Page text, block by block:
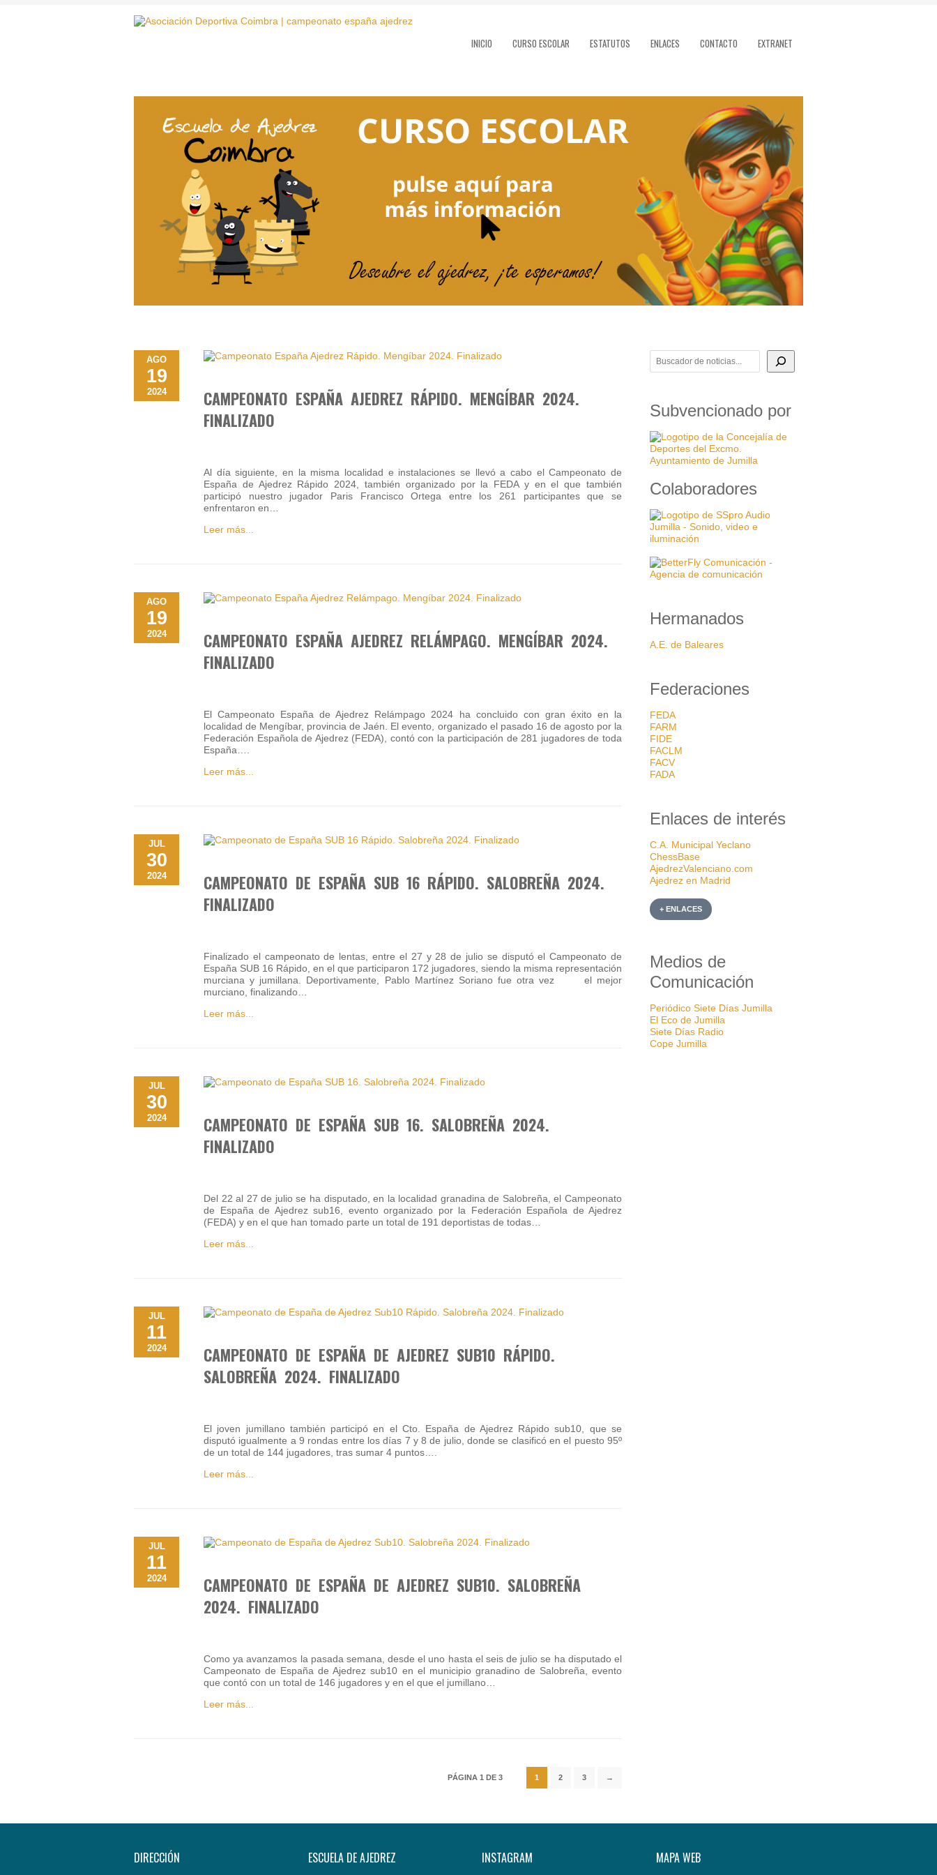
INICIO CURSO ESCOLAR ESTATUTOS ENLACES CONTACTO EXTRANET
AGO
19
2024
CAMPEONATO ESPAÑA AJEDREZ RÁPIDO. MENGÍBAR 2024.
FINALIZADO
Al día siguiente, en la misma localidad e instalaciones se llevó a cabo el Campeonato de
España de Ajedrez Rápido 2024, también organizado por la FEDA y en el que también
participó nuestro jugador Paris Francisco Ortega entre los 261 participantes que se
enfrentaron en…
Leer más...
AGO
19
2024
CAMPEONATO ESPAÑA AJEDREZ RELÁMPAGO. MENGÍBAR 2024.
FINALIZADO
El Campeonato España de Ajedrez Relámpago 2024 ha concluido con gran éxito en la
localidad de Mengíbar, provincia de Jaén. El evento, organizado el pasado 16 de agosto por la
Federación Española de Ajedrez (FEDA), contó con la participación de 281 jugadores de toda
España….
Leer más...
JUL
30
2024
CAMPEONATO DE ESPAÑA SUB 16 RÁPIDO. SALOBREÑA 2024.
FINALIZADO
Finalizado el campeonato de lentas, entre el 27 y 28 de julio se disputó el Campeonato de
España SUB 16 Rápido, en el que participaron 172 jugadores, siendo la misma representación
murciana y jumillana. Deportivamente, Pablo Martínez Soriano fue otra vez el mejor
murciano, finalizando…
Leer más...
JUL
30
2024
CAMPEONATO DE ESPAÑA SUB 16. SALOBREÑA 2024.
FINALIZADO
Del 22 al 27 de julio se ha disputado, en la localidad granadina de Salobreña, el Campeonato
de España de Ajedrez sub16, evento organizado por la Federación Española de Ajedrez
(FEDA) y en el que han tomado parte un total de 191 deportistas de todas…
Leer más...
JUL
11
2024
CAMPEONATO DE ESPAÑA DE AJEDREZ SUB10 RÁPIDO.
SALOBREÑA 2024. FINALIZADO
El joven jumillano también participó en el Cto. España de Ajedrez Rápido sub10, que se
disputó igualmente a 9 rondas entre los días 7 y 8 de julio, donde se clasificó en el puesto 95º
de un total de 144 jugadores, tras sumar 4 puntos….
Leer más...
JUL
11
2024
CAMPEONATO DE ESPAÑA DE AJEDREZ SUB10. SALOBREÑA
2024. FINALIZADO
Como ya avanzamos la pasada semana, desde el uno hasta el seis de julio se ha disputado el
Campeonato de España de Ajedrez sub10 en el municipio granadino de Salobreña, evento
que contó con un total de 146 jugadores y en el que el jumillano…
Leer más...
PÁGINA 1 DE 3 1 2 3 →
BUSCADOR DE NOTICIAS
Subvencionado por
Colaboradores
Hermanados
A.E. de Baleares
Federaciones
FEDA
FARM
FIDE
FACLM
FACV
FADA
Enlaces de interés
C.A. Municipal Yeclano
ChessBase
AjedrezValenciano.com
Ajedrez en Madrid
+ ENLACES
Medios de
Comunicación
Periódico Siete Días Jumilla
El Eco de Jumilla
Siete Días Radio
Cope Jumilla
DIRECCIÓN ESCUELA DE AJEDREZ INSTAGRAM MAPA WEB